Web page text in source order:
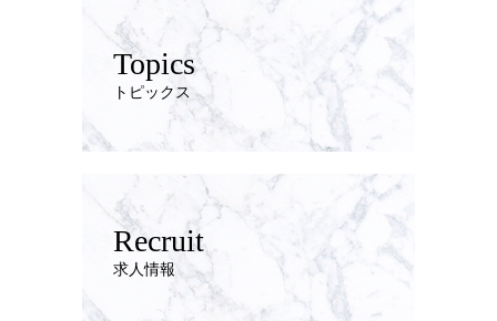
Topics
トピックス
Recruit
求人情報